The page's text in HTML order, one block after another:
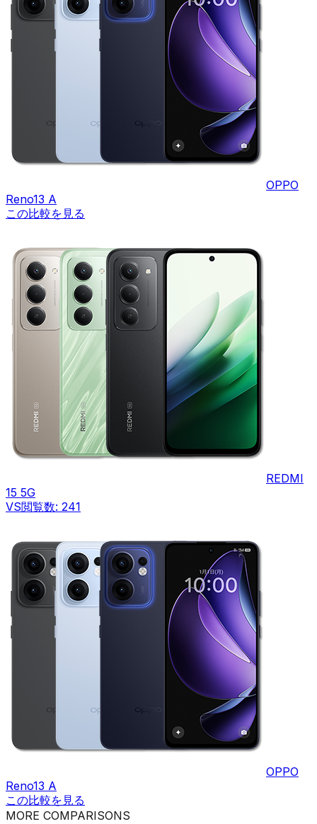
OPPO
Reno13 A
この比較を見る
REDMI
15 5G
VS閲覧数: 241
OPPO
Reno13 A
この比較を見る
MORE COMPARISONS